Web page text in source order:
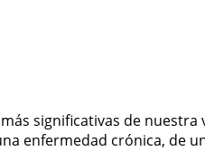
significativas de
enfermedad crónica, de